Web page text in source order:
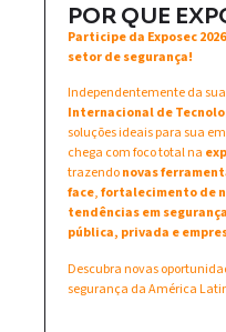
POR QUE
Participe da Exposec
setor de segurança!
Independentemente da
Internacional de
soluções ideais para sua
chega com foco total na
trazendonovas
face,fortalecimento de
tendências em
pública, privada e
Descubra novas
segurança da América